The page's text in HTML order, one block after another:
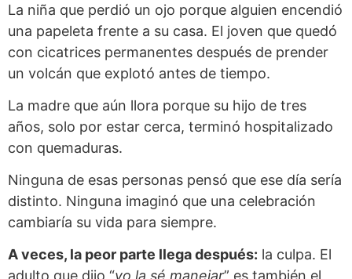
La niña que perdió un ojo porque alguien encendió
una papeleta frente a su casa. El joven que quedó
con cicatrices permanentes después de prender
un volcán que explotó antes de tiempo.
La madre que aún llora porque su hijo de tres
años, solo por estar cerca, terminó hospitalizado
con quemaduras.
Ninguna de esas personas pensó que ese día sería
distinto. Ninguna imaginó que una celebración
cambiaría su vida para siempre.
A veces, la peor parte llega después: la culpa. El
adulto que dijo “yo la sé manejar” es también el